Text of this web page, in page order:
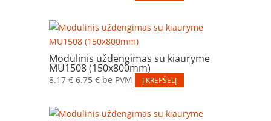
Modulinis uždengimas su kiauryme
MU1508 (150x800mm)
8.17 € 6.75 €be PVM Į KREPŠELĮ